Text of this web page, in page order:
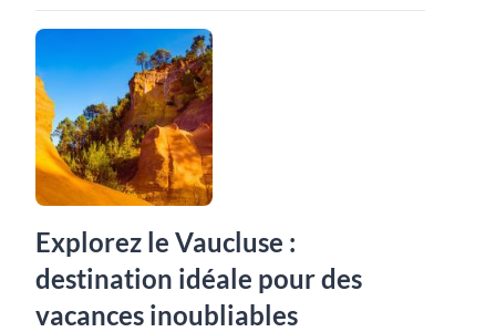
Explorez le Vaucluse :
destination idéale pour des
vacances inoubliables